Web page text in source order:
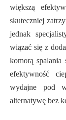
większą
skuteczniej
jednak
wiązać się z
komorą spalania
efektywność
wydajne pod
alternatywę bez